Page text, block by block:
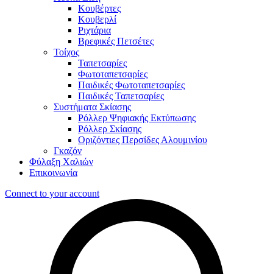
Κουβέρτες
Κουβερλί
Ριχτάρια
Βρεφικές Πετσέτες
Τοίχος
Ταπετσαρίες
Φωτοταπετσαρίες
Παιδικές Φωτοταπετσαρίες
Παιδικές Ταπετσαρίες
Συστήματα Σκίασης
Ρόλλερ Ψηφιακής Εκτύπωσης
Ρόλλερ Σκίασης
Οριζόντιες Περσίδες Αλουμινίου
Γκαζόν
Φύλαξη Χαλιών
Επικοινωνία
Connect to your account